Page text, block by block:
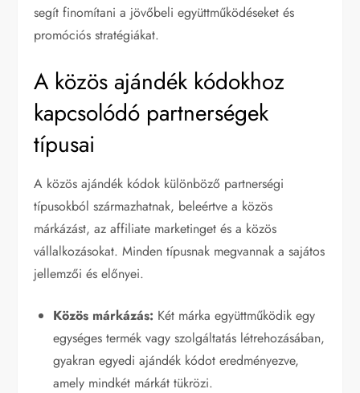
segít finomítani a jövőbeli együttműködéseket és
promóciós stratégiákat.
A közös ajándék kódokhoz
kapcsolódó partnerségek
típusai
A közös ajándék kódok különböző partnerségi
típusokból származhatnak, beleértve a közös
márkázást, az affiliate marketinget és a közös
vállalkozásokat. Minden típusnak megvannak a sajátos
jellemzői és előnyei.
Közös márkázás: Két márka együttműködik egy
egységes termék vagy szolgáltatás létrehozásában,
gyakran egyedi ajándék kódot eredményezve,
amely mindkét márkát tükrözi.